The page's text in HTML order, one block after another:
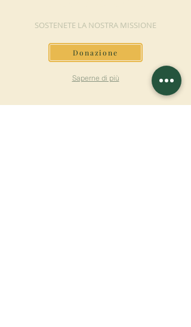
SOSTENETE LA NOSTRA MISSIONE
Donazione
Saperne di più